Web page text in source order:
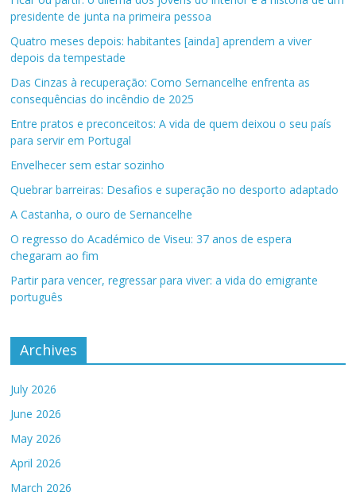
presidente de junta na primeira pessoa
Quatro meses depois: habitantes [ainda] aprendem a viver
depois da tempestade
Das Cinzas à recuperação: Como Sernancelhe enfrenta as
consequências do incêndio de 2025
Entre pratos e preconceitos: A vida de quem deixou o seu país
para servir em Portugal
Envelhecer sem estar sozinho
Quebrar barreiras: Desafios e superação no desporto adaptado
A Castanha, o ouro de Sernancelhe
O regresso do Académico de Viseu: 37 anos de espera
chegaram ao fim
Partir para vencer, regressar para viver: a vida do emigrante
português
Archives
July 2026
June 2026
May 2026
April 2026
March 2026